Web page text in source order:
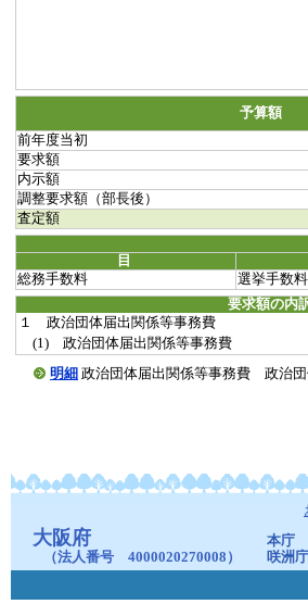
予算額
前年度当初
要求額
内示額
調整要求額（部長後）
査定額
目
総務手数料
選挙手数料
要求額の内
１ 政治団体届出関係等事務費
(1) 政治団体届出関係等事務費
明細 政治団体届出関係等事務費 政治団
大阪府
（法人番号 4000020270008）
本庁
咲洲